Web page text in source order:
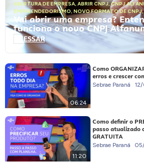
ABERTURA DE EMPRESA, ABRIR CNPJ,CNPJ
EMPREENDEDORISMO, NOVO FORMATO DE CNPJ,
Vai abrir uma empresa?
funciona o novo CNPJ
ACESSAR
06:24
Como
erros e crescer
Sebrae Paraná
11:20
Como definir o
passo atualizado
GRATUITA
Sebrae Paraná